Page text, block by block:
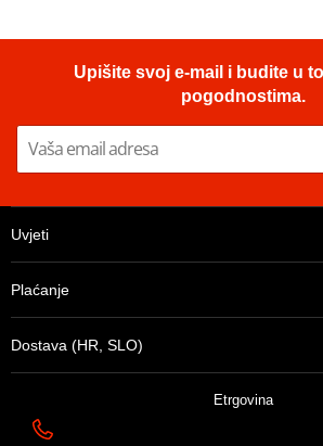
Upišite svoj e-mail i budite u
pogodnostima.
Uvjeti
Plaćanje
Dostava (HR, SLO)
Etrgovina